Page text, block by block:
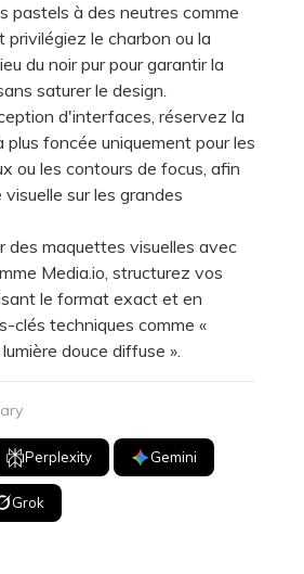
à des neutres comme
privilégiez le charbon ou la
du noir pur pour garantir la
saturer le design.
d'interfaces, réservez la
foncée uniquement pour les
ou les contours de focus, afin
sur les grandes
maquettes visuelles avec
Media.io, structurez vos
le format exact et en
clés techniques comme «
douce diffuse ».
Perplexity Gemini
Grok